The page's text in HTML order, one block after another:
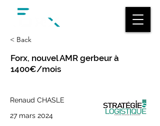
< Back
Forx, nouvel AMR gerbeur à
1400€/mois
Renaud CHASLE
27 mars 2024